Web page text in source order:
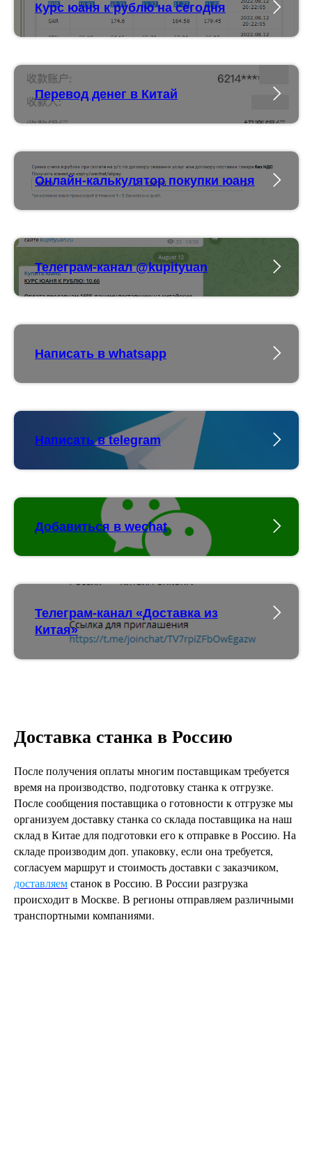
Курс юаня к рублю на сегодня
Перевод денег в Китай
Онлайн-калькулятор покупки юаня
Телеграм-канал @kupityuan
Написать в whatsapp
Написать в telegram
Добавиться в wechat
Телеграм-канал «Доставка из
Китая»
Доставка станка в Россию
После получения оплаты многим поставщикам требуется
время на производство, подготовку станка к отгрузке.
После сообщения поставщика о готовности к отгрузке мы
организуем доставку станка со склада поставщика на наш
склад в Китае для подготовки его к отправке в Россию. На
складе производим доп. упаковку, если она требуется,
согласуем маршрут и стоимость доставки с заказчиком,
доставляемстанок в Россию. В России разгрузка
происходит в Москве. В регионы отправляем различными
транспортными компаниями.